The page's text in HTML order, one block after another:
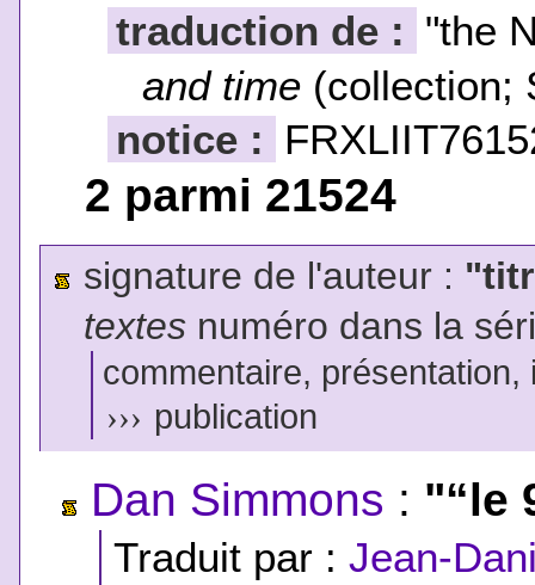
traduction de : "the
and time(collection;
notice :
2 parmi 21524
signature de l'auteur :
textesnuméro dans la
commentaire,
››› publication
Dan Simmons : "“le
Traduit par :Jean-